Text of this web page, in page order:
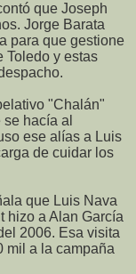
que Joseph
Jorge Barata
para que gestione
Toledo y estas
"Chalán"
hacía al
ese alías a Luis
de cuidar los
que Luis Nava
hizo a Alan García
2006. Esa visita
mil a la campaña